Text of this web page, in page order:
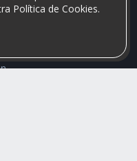
Política de Cookies.
con las que buscan una